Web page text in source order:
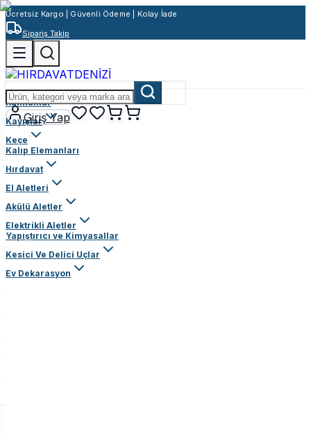
Ücretsiz Kargo | Güvenli Ödeme | Kolay İade
Sipariş Takip
Giriş Yap
Rulmanlar
Kayışlar
Keçe
Kalıp Elemanları
Hırdavat
El Aletleri
Akülü Aletler
Elektrikli Aletler
Yapıştırıcı ve Kimyasallar
Kesici Ve Delici Uçlar
Ev Dekarasyon